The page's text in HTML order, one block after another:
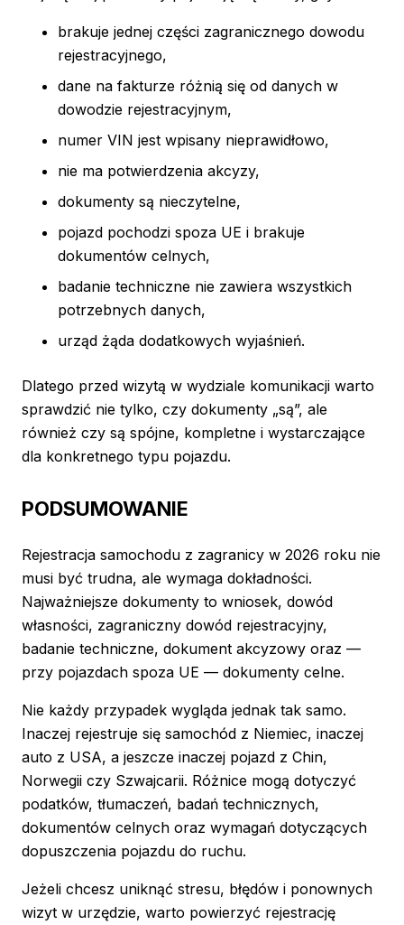
brakuje jednej części zagranicznego dowodu
rejestracyjnego,
dane na fakturze różnią się od danych w
dowodzie rejestracyjnym,
numer VIN jest wpisany nieprawidłowo,
nie ma potwierdzenia akcyzy,
dokumenty są nieczytelne,
pojazd pochodzi spoza UE i brakuje
dokumentów celnych,
badanie techniczne nie zawiera wszystkich
potrzebnych danych,
urząd żąda dodatkowych wyjaśnień.
Dlatego przed wizytą w wydziale komunikacji warto
sprawdzić nie tylko, czy dokumenty „są”, ale
również czy są spójne, kompletne i wystarczające
dla konkretnego typu pojazdu.
PODSUMOWANIE
Rejestracja samochodu z zagranicy w 2026 roku nie
musi być trudna, ale wymaga dokładności.
Najważniejsze dokumenty to wniosek, dowód
własności, zagraniczny dowód rejestracyjny,
badanie techniczne, dokument akcyzowy oraz —
przy pojazdach spoza UE — dokumenty celne.
Nie każdy przypadek wygląda jednak tak samo.
Inaczej rejestruje się samochód z Niemiec, inaczej
auto z USA, a jeszcze inaczej pojazd z Chin,
Norwegii czy Szwajcarii. Różnice mogą dotyczyć
podatków, tłumaczeń, badań technicznych,
dokumentów celnych oraz wymagań dotyczących
dopuszczenia pojazdu do ruchu.
Jeżeli chcesz uniknąć stresu, błędów i ponownych
wizyt w urzędzie, warto powierzyć rejestrację